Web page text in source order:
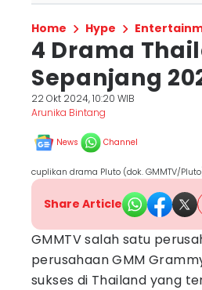
Home Hype
4 Drama
Sepanjang
22 Okt 2024, 10:20 WIB
Arunika Bintang
News Channel
cuplikan drama Pluto (dok. GMMTV/
Share Article
GMMTV salah satu
perusahaan GMM
sukses di Thailand yang